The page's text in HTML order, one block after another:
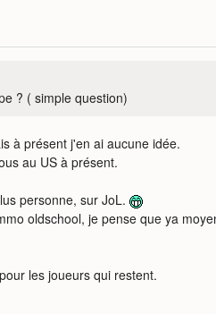
? ( simple question)
à présent j'en ai aucune idée.
au US à présent.
personne, sur JoL.
oldschool, je pense que ya
les joueurs qui restent.